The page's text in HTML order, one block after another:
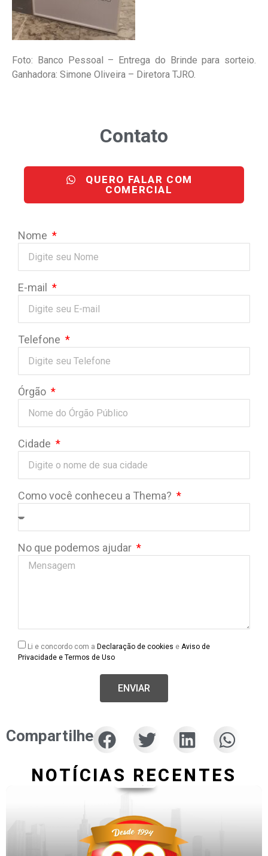
Foto: Banco Pessoal – Entrega do Brinde para sorteio.
Ganhadora: Simone Oliveira – Diretora TJRO.
Contato
QUERO FALAR COM
COMERCIAL
Nome
E-mail
Telefone
Órgão
Cidade
Como você conheceu a Thema?
No que podemos ajudar
Li e concordo com a Declaração de cookies e Aviso de
Privacidade e Termos de Uso
ENVIAR
Compartilhe
NOTÍCIAS RECENTES